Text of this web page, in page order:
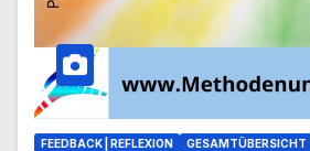
FEEDBACK | REFLEXION GESAMTÜBERSICHT